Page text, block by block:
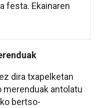
festa. Ekainaren
dira txapelketan
merenduak antolatu
bertso-